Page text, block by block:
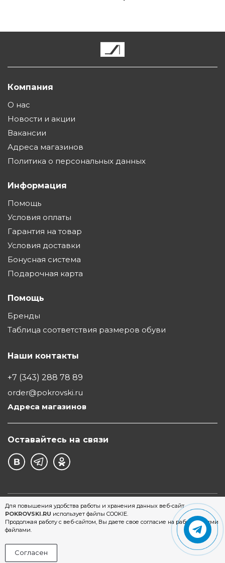
Для повышения удобства работы и хранения данных веб-сайт
POKROVSKI.RU использует файлы COOKIE.
Продолжая работу с веб-сайтом, Вы даете свое согласие на работу с этими
файлами.
Согласен
Компания
О нас
Новости и акции
Вакансии
Адреса магазинов
Политика о персональных данных
Информация
Помощь
Условия оплаты
Гарантия на товар
Условия доставки
Бонусная система
Подарочная карта
Помощь
Бренды
Таблица соответствия размеров обуви
Наши контакты
+7 (343) 288 78 89
order@pokrovski.ru
Адреса магазинов
Оставайтесь на связи
©1997 - 2026 Обувной Дом "Покровский" - сеть
магазинов обуви в Екатеринбурге